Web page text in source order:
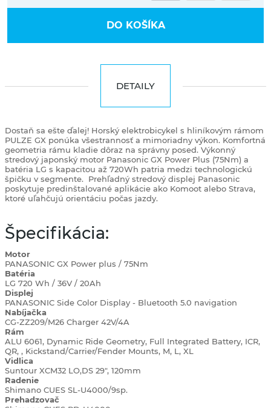
DO KOŠÍKA
DETAILY
Dostaň sa ešte ďalej! Horský elektrobicykel s hliníkovým rámom
PULZE GX ponúka všestrannosť a mimoriadny výkon. Komfortná
geometria rámu kladie dôraz na správny posed. Výkonný
stredový japonský motor Panasonic GX Power Plus (75Nm) a
batéria LG s kapacitou až 720Wh patria medzi technologickú
špičku v segmente. Prehľadný stredový displej Panasonic
poskytuje predinštalované aplikácie ako Komoot alebo Strava,
ktoré uľahčujú orientáciu počas jazdy.
Špecifikácia:
Motor
PANASONIC GX Power plus / 75Nm
Batéria
LG 720 Wh / 36V / 20Ah
Displej
PANASONIC Side Color Display - Bluetooth 5.0 navigation
Nabíjačka
CG-ZZ209/M26 Charger 42V/4A
Rám
ALU 6061, Dynamic Ride Geometry, Full Integrated Battery, ICR,
QR, , Kickstand/Carrier/Fender Mounts, M, L, XL
Vidlica
Suntour XCM32 LO,DS 29", 120mm
Radenie
Shimano CUES SL-U4000/9sp.
Prehadzovač